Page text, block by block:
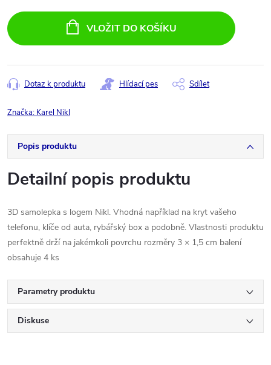
cena:
VLOŽIT DO KOŠÍKU
Dotaz k produktu Hlídací pes Sdílet
Značka: Karel Nikl
Popis produktu
Detailní popis produktu
3D samolepka s logem Nikl. Vhodná například na kryt vašeho
telefonu, klíče od auta, rybářský box a podobně. Vlastnosti produktu
perfektně drží na jakémkoli povrchu rozměry 3 × 1,5 cm balení
obsahuje 4 ks
Parametry produktu
Diskuse